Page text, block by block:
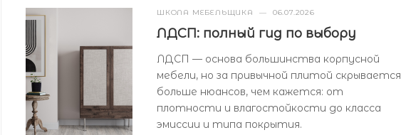
ШКОЛА МЕБЕЛЬЩИКА — 06.07.2026
ЛДСП: полный гид по выбору
ЛДСП — основа большинства корпусной
мебели, но за привычной плитой скрывается
больше нюансов, чем кажется: от
плотности и влагостойкости до класса
эмиссии и типа покрытия.